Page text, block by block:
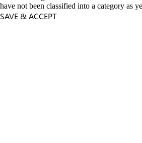
have not been classified into a category as
SAVE & ACCEPT